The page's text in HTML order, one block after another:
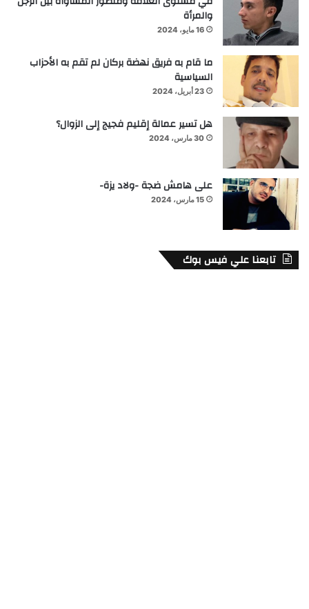
والمرأة
16 مايو، 2024
ما قام به فريق نهضة بركان لم تقم به الأحزاب
السياسية
23 أبريل، 2024
هل تسير عمالة إقليم فجيج إلى الزوال؟
30 مارس، 2024
على هامش ضجة -ولاد يزة-
15 مارس، 2024
تابعنا علي فيس بوك